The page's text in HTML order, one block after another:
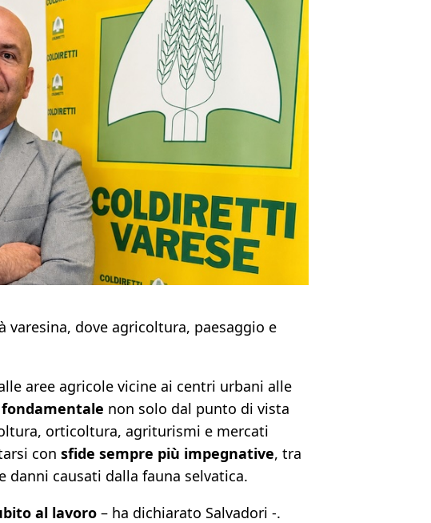
dove agricoltura, paesaggio e
aree agricole vicine ai centri urbani alle
non solo dal punto di vista
orticoltura, agriturismi e mercati
con sfide sempre più impegnative, tra
causati dalla fauna selvatica.
al lavoro – ha dichiarato Salvadori -.